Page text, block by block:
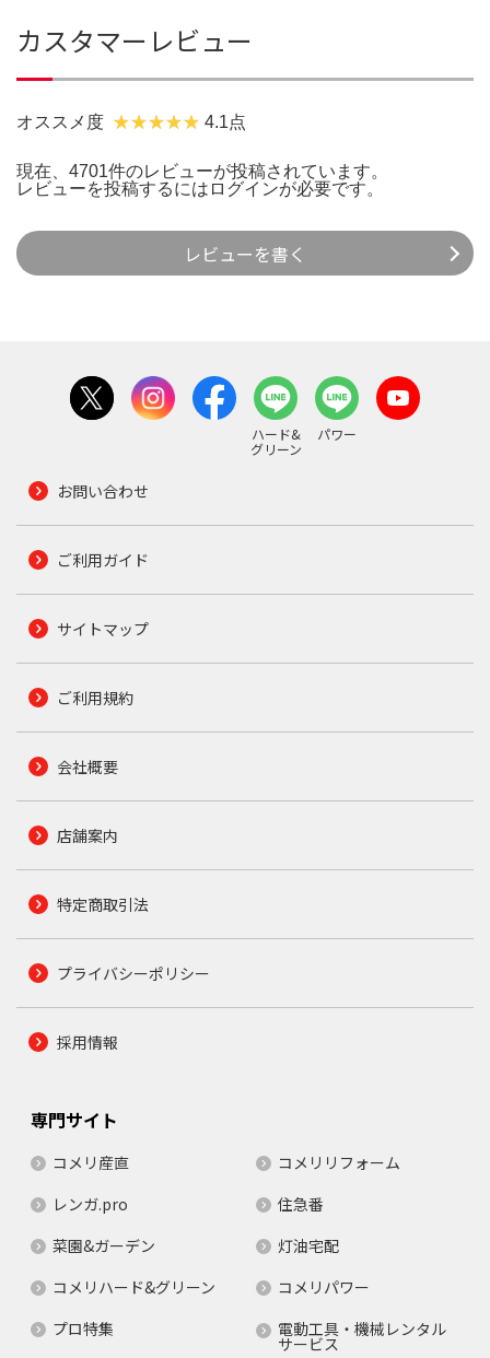
カスタマーレビュー
オススメ度 4.1点
現在、4701件のレビューが投稿されています。
レビューを投稿するには ログインが必要です。
レビューを書く
ハード&
グリーン
パワー
お問い合わせ
ご利用ガイド
サイトマップ
ご利用規約
会社概要
店舗案内
特定商取引法
プライバシーポリシー
採用情報
専門サイト
コメリ産直
コメリリフォーム
レンガ.pro
住急番
菜園&ガーデン
灯油宅配
コメリハード&グリーン
コメリパワー
プロ特集
電動工具・機械レンタル
サービス